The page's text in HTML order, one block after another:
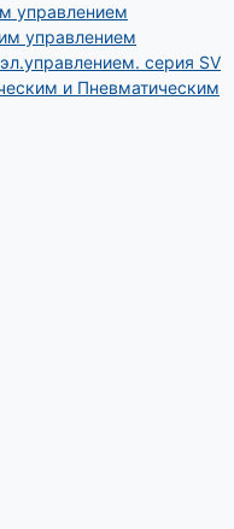
управлением
управлением
серия SV
и Пневматическим